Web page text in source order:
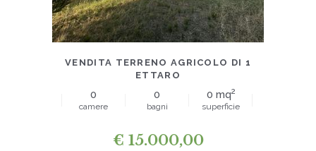
VENDITA TERRENO AGRICOLO DI 1
ETTARO
0
camere
0
bagni
0 mq2
superficie
€ 15.000,00